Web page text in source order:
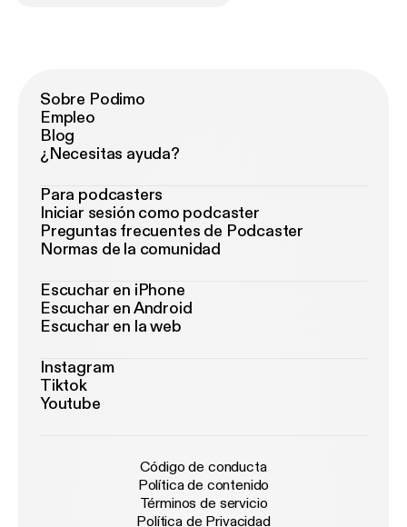
Sobre Podimo
Empleo
Blog
¿Necesitas ayuda?
Para podcasters
Iniciar sesión como podcaster
Preguntas frecuentes de Podcaster
Normas de la comunidad
Escuchar en iPhone
Escuchar en Android
Escuchar en la web
Instagram
Tiktok
Youtube
Código de conducta
Política de contenido
Términos de servicio
Política de Privacidad